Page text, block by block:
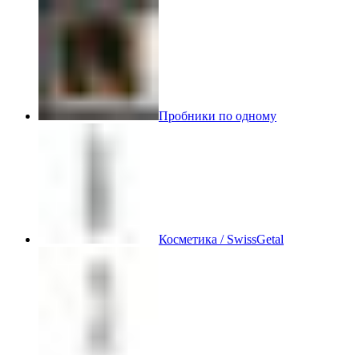
Пробники по одному
Косметика / SwissGetal